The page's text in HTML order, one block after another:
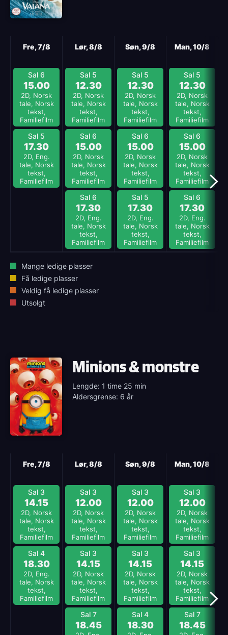
Fre, 7/8
Sal 6
15.00
2D, Norsk
tale, Norsk
tekst,
Familiefilm
Sal 5
17.30
2D, Eng.
tale, Norsk
tekst,
Familiefilm
Lør, 8/8
Sal 5
12.30
2D, Norsk
tale, Norsk
tekst,
Familiefilm
Sal 6
15.00
2D, Norsk
tale, Norsk
tekst,
Familiefilm
Sal 6
17.30
2D, Eng.
tale, Norsk
tekst,
Familiefilm
Søn, 9/8
Sal 5
12.30
2D, Norsk
tale, Norsk
tekst,
Familiefilm
Sal 6
15.00
2D, Norsk
tale, Norsk
tekst,
Familiefilm
Sal 5
17.30
2D, Eng.
tale, Norsk
tekst,
Familiefilm
Man, 10/8
Sal 5
12.30
2D, Norsk
tale, Norsk
tekst,
Familiefilm
Sal 6
15.00
2D, Norsk
tale, Norsk
tekst,
Familiefilm
Sal 6
17.30
2D, Eng.
tale, Norsk
tekst,
Familiefilm
Mange ledige plasser
Få ledige plasser
Veldig få ledige plasser
Utsolgt
Minions & monstre
Lengde: 1 time 25 min
Aldersgrense: 6 år
Fre, 7/8
Sal 3
14.15
2D, Norsk
tale, Norsk
tekst,
Familiefilm
Sal 4
18.30
2D, Eng.
tale, Norsk
tekst,
Familiefilm
Lør, 8/8
Sal 3
12.00
2D, Norsk
tale, Norsk
tekst,
Familiefilm
Sal 3
14.15
2D, Norsk
tale, Norsk
tekst,
Familiefilm
Sal 7
18.45
Søn, 9/8
Sal 3
12.00
2D, Norsk
tale, Norsk
tekst,
Familiefilm
Sal 3
14.15
2D, Norsk
tale, Norsk
tekst,
Familiefilm
Sal 4
18.30
Man, 10/8
Sal 3
12.00
2D, Norsk
tale, Norsk
tekst,
Familiefilm
Sal 3
14.15
2D, Norsk
tale, Norsk
tekst,
Familiefilm
Sal 7
18.45